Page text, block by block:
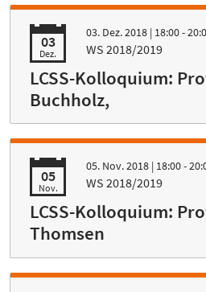
03
Dez.
03. Dez. 2018 | 18:00 -
WS 2018/2019
LCSS-Kolloquium:
Buchholz,
05
Nov.
05. Nov. 2018 | 18:00 -
WS 2018/2019
LCSS-Kolloquium:
Thomsen